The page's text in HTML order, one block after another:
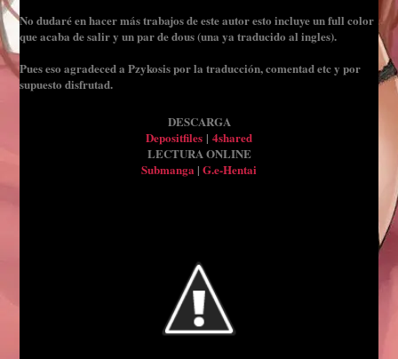
No dudaré en hacer más trabajos de este autor esto incluye un full color
que acaba de salir y un par de dous (una ya traducido al ingles).
Pues eso agradeced a Pzykosis por la traducción, comentad etc y por
supuesto disfrutad.
DESCARGA
Depositfiles | 4shared
LECTURA ONLINE
Submanga | G.e-Hentai